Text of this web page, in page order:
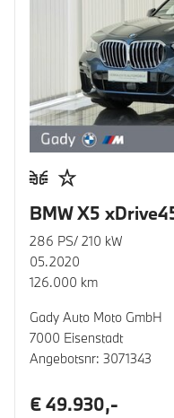
BMW X5
286 PS/ 210 kW
05.2020
126.000 km
Gady Auto Moto GmbH
7000 Eisenstadt
Angebotsnr: 3071343
€ 49.930,-